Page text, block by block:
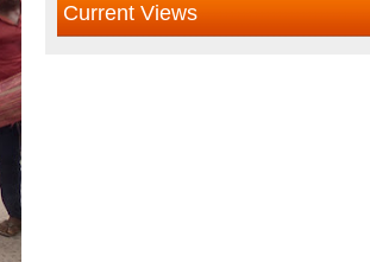
Current Views